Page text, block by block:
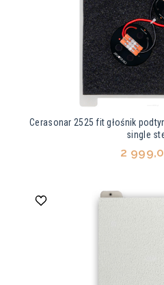
Cerasonar 2525 fit głośnik
single
2